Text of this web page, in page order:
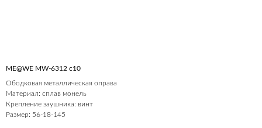
ME@WE MW-6312 c10
Ободковая металлическая оправа
Материал: сплав монель
Крепление заушника: винт
Размер: 56-18-145